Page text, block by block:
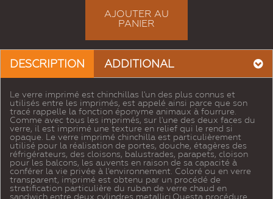
AJOUTER AU
PANIER
DESCRIPTION ADDITIONAL
Le verre imprimé est chinchillas l'un des plus connus et
utilisés entre les imprimés, est appelé ainsi parce que son
tracé rappelle la fonction éponyme animaux à fourrure.
Comme avec tous les imprimés, sur l'une des deux faces du
verre, il est imprimé une texture en relief qui le rend si
opaque. Le verre imprimé chinchilla est particulièrement
utilisé pour la réalisation de portes, douche, étagères des
réfrigérateurs, des cloisons, balustrades, parapets, cloison
pour les balcons, les auvents en raison de sa capacité à
conférer la vie privée à l'environnement. Coloré ou en verre
transparent, imprimé est obtenu par un procédé de
stratification particulière du ruban de verre chaud en
sandwich entre deux cylindres metallici.Questa procédure